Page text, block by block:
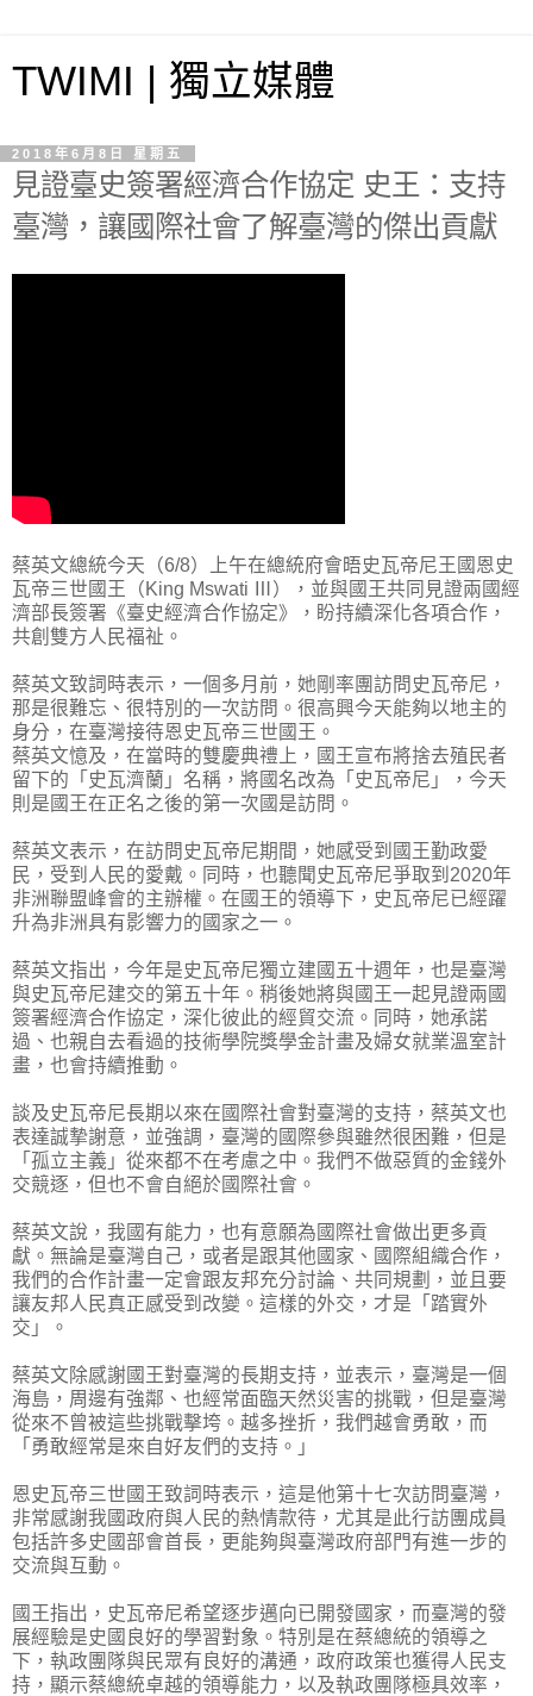
TWIMI | 獨立媒體
2018年6月8日 星期五
見證臺史簽署經濟合作協定 史王：支持
臺灣，讓國際社會了解臺灣的傑出貢獻
蔡英文總統今天（6/8）上午在總統府會晤史瓦帝尼王國恩史
瓦帝三世國王（King Mswati Ⅲ），並與國王共同見證兩國經
濟部長簽署《臺史經濟合作協定》，盼持續深化各項合作，
共創雙方人民福祉。
蔡英文致詞時表示，一個多月前，她剛率團訪問史瓦帝尼，
那是很難忘、很特別的一次訪問。很高興今天能夠以地主的
身分，在臺灣接待恩史瓦帝三世國王。
蔡英文憶及，在當時的雙慶典禮上，國王宣布將捨去殖民者
留下的「史瓦濟蘭」名稱，將國名改為「史瓦帝尼」，今天
則是國王在正名之後的第一次國是訪問。
蔡英文表示，在訪問史瓦帝尼期間，她感受到國王勤政愛
民，受到人民的愛戴。同時，也聽聞史瓦帝尼爭取到2020年
非洲聯盟峰會的主辦權。在國王的領導下，史瓦帝尼已經躍
升為非洲具有影響力的國家之一。
蔡英文指出，今年是史瓦帝尼獨立建國五十週年，也是臺灣
與史瓦帝尼建交的第五十年。稍後她將與國王一起見證兩國
簽署經濟合作協定，深化彼此的經貿交流。同時，她承諾
過、也親自去看過的技術學院獎學金計畫及婦女就業溫室計
畫，也會持續推動。
談及史瓦帝尼長期以來在國際社會對臺灣的支持，蔡英文也
表達誠摯謝意，並強調，臺灣的國際參與雖然很困難，但是
「孤立主義」從來都不在考慮之中。我們不做惡質的金錢外
交競逐，但也不會自絕於國際社會。
蔡英文說，我國有能力，也有意願為國際社會做出更多貢
獻。無論是臺灣自己，或者是跟其他國家、國際組織合作，
我們的合作計畫一定會跟友邦充分討論、共同規劃，並且要
讓友邦人民真正感受到改變。這樣的外交，才是「踏實外
交」。
蔡英文除感謝國王對臺灣的長期支持，並表示，臺灣是一個
海島，周邊有強鄰、也經常面臨天然災害的挑戰，但是臺灣
從來不曾被這些挑戰擊垮。越多挫折，我們越會勇敢，而
「勇敢經常是來自好友們的支持。」
恩史瓦帝三世國王致詞時表示，這是他第十七次訪問臺灣，
非常感謝我國政府與人民的熱情款待，尤其是此行訪團成員
包括許多史國部會首長，更能夠與臺灣政府部門有進一步的
交流與互動。
國王指出，史瓦帝尼希望逐步邁向已開發國家，而臺灣的發
展經驗是史國良好的學習對象。特別是在蔡總統的領導之
下，執政團隊與民眾有良好的溝通，政府政策也獲得人民支
持，顯示蔡總統卓越的領導能力，以及執政團隊極具效率，